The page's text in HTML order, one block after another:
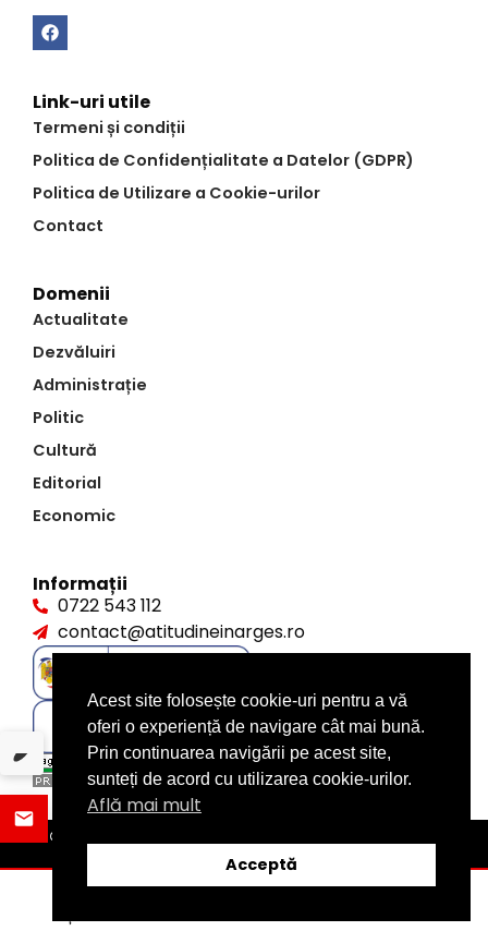
Link-uri utile
Termeni și condiții
Politica de Confidențialitate a Datelor (GDPR)
Politica de Utilizare a Cookie-urilor
Contact
Domenii
Actualitate
Dezvăluiri
Administrație
Politic
Cultură
Editorial
Economic
Informații
0722 543 112
contact@atitudineinarges.ro
©2026 Atitudine în Argeș. Toate drepturile rezervate
design byXITE.ro
Acest site folosește cookie-uri pentru a vă
oferi o experiență de navigare cât mai bună.
Prin continuarea navigării pe acest site,
sunteți de acord cu utilizarea cookie-urilor.
Află mai mult
Acceptă